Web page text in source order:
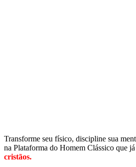
Transforme seu físico, discipline sua
na Plataforma do Homem Clássico que
cristãos.